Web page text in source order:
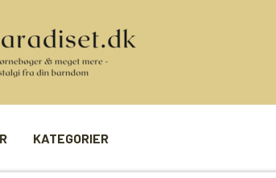
KATEGORIER